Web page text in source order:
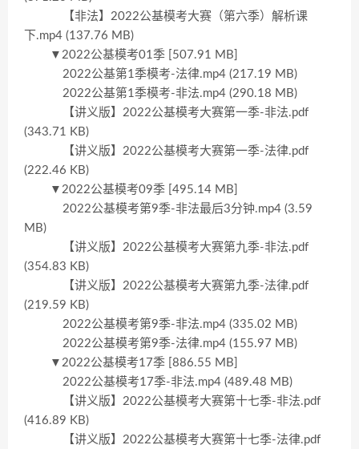
【非法】2022公基模考大赛（第六季）解析课
下.mp4 (137.76 MB)
▼2022公基模考01季 [507.91 MB]
2022公基第1季模考-法律.mp4 (217.19 MB)
2022公基第1季模考-非法.mp4 (290.18 MB)
【讲义版】2022公基模考大赛第一季-非法.pdf
(343.71 KB)
【讲义版】2022公基模考大赛第一季-法律.pdf
(222.46 KB)
▼2022公基模考09季 [495.14 MB]
2022公基模考第9季-非法最后3分钟.mp4 (3.59
MB)
【讲义版】2022公基模考大赛第九季-非法.pdf
(354.83 KB)
【讲义版】2022公基模考大赛第九季-法律.pdf
(219.59 KB)
2022公基模考第9季-非法.mp4 (335.02 MB)
2022公基模考第9季-法律.mp4 (155.97 MB)
▼2022公基模考17季 [886.55 MB]
2022公基模考17季-非法.mp4 (489.48 MB)
【讲义版】2022公基模考大赛第十七季-非法.pdf
(416.89 KB)
【讲义版】2022公基模考大赛第十七季-法律.pdf